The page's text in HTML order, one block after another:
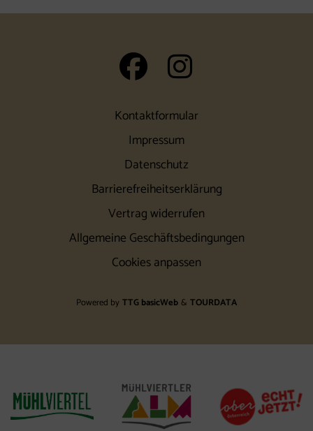
auf
Kontaktformular
Impressum
Datenschutz
Barrierefreiheitserklärung
Vertrag widerrufen
Allgemeine Geschäftsbedingungen
Cookies anpassen
Powered byTTG basicWeb & TOURDATA